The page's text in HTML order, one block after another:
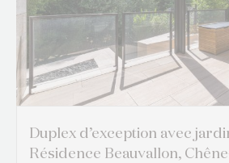
Duplex d’exception avec
Résidence Beauvallon,